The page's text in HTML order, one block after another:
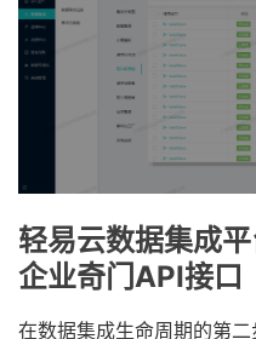
轻易云数据集成
企业奇门API接口
在数据集成生命周期的第